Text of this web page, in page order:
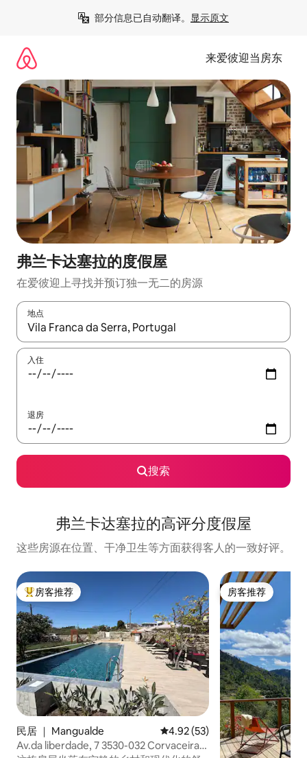
部分信息已自动翻译。 显示原文
来爱彼迎当房东
弗兰卡达塞拉的度假屋
在爱彼迎上寻找并预订独一无二的房源
地点
如有搜索结果，请使用上下方向键查看，或通过点击或滑动手势
入住
退房
搜索
弗兰卡达塞拉的高评分度假屋
这些房源在位置、干净卫生等方面获得客人的一致好评。
热门「房客推荐」
房客推荐
民居 ｜ Mangualde 平均评分 4.92 分（满分 5 分）
4.92 (53)
Av.da liberdade, 7 3530-032 Corvaceira
房客推荐
房客推荐